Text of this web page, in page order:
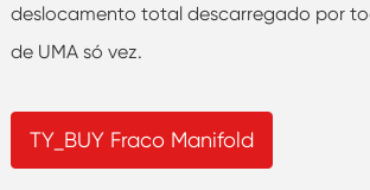
deslocamento total descarregado por
de UMA só vez.
TY_BUY Fraco Manifold